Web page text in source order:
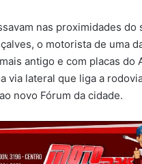
nas proximidades do
o motorista de uma
antigo e com placas do
via lateral que liga a
novo Fórum da cidade.